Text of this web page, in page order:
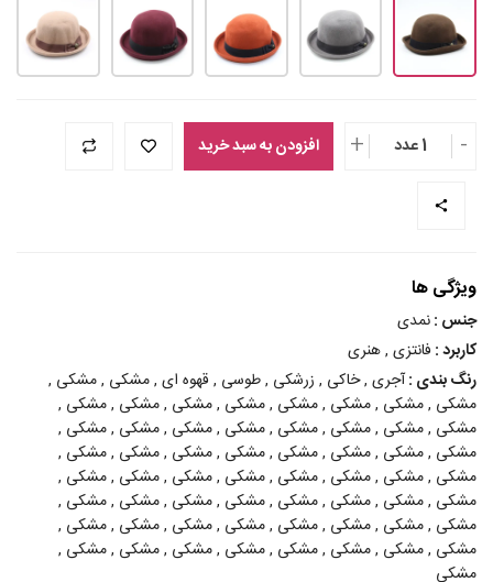
- 1 عدد + افزودن به سبد خرید
ویژگی ها
جنس :نمدی
کاربرد : فانتزی , هنری
رنگ بندی :آجری , خاکی , زرشکی , طوسی , قهوه ای , مشکی , مشکی ,
مشکی , مشکی , مشکی , مشکی , مشکی , مشکی , مشکی , مشکی ,
مشکی , مشکی , مشکی , مشکی , مشکی , مشکی , مشکی , مشکی ,
مشکی , مشکی , مشکی , مشکی , مشکی , مشکی , مشکی , مشکی ,
مشکی , مشکی , مشکی , مشکی , مشکی , مشکی , مشکی , مشکی ,
مشکی , مشکی , مشکی , مشکی , مشکی , مشکی , مشکی , مشکی ,
مشکی , مشکی , مشکی , مشکی , مشکی , مشکی , مشکی , مشکی ,
مشکی , مشکی , مشکی , مشکی , مشکی , مشکی , مشکی , مشکی ,
مشکی